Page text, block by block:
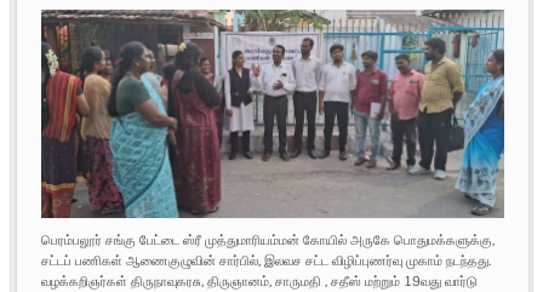
பெரம்பலூர் சங்கு பேட்டை ஸ்ரீ முத்துமாரியம்மன் கோயில் அருகே பொதுமக்களுக்கு,
சட்டப் பணிகள் ஆணைகுழுவின் சார்பில், இலவச சட்ட விழிப்புணர்வு முகாம் நடந்தது.
வழக்கறிஞர்கள் திருநாவுகரசு, திருஞானம், சாருமதி , சதீஸ் மற்றும் 19வது வார்டு